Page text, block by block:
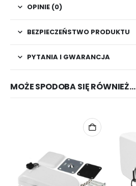
OPINIE (0)
BEZPIECZEŃSTWO PRODUKTU
PYTANIA I GWARANCJA
MOŻE SPODOBA SIĘ RÓWNIEŻ…